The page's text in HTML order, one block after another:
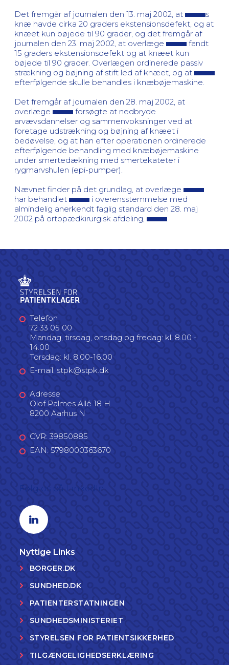
Det fremgår af journalen den 13. maj 2002, at
s
knæ havde cirka 20 graders ekstensionsdefekt, og at
knæet kun bøjede til 90 grader, og det fremgår af
journalen den 23. maj 2002, at overlæge
fandt
15 graders ekstensionsdefekt og at knæet kun
bøjede til 90 grader. Overlægen ordinerede passiv
strækning og bøjning af stift led af knæet, og at
efterfølgende skulle behandles i knæbøjemaskine.
Det fremgår af journalen den 28. maj 2002, at
overlæge
forsøgte at nedbryde
arvævsdannelser og sammenvoksninger ved at
foretage udstrækning og bøjning af knæet i
bedøvelse, og at han efter operationen ordinerede
efterfølgende behandling med knæbøjemaskine
under smertedækning med smertekateter i
rygmarvshulen (epi-pumper).
Nævnet finder på det grundlag, at overlæge
har behandlet
i overensstemmelse med
almindelig anerkendt faglig standard den 28. maj
2002 på ortopædkirurgisk afdeling,
Telefon
72 33 05 00
Mandag, tirsdag, onsdag og fredag: kl. 8.00 -
14.00
Torsdag: kl. 8.00-16.00
E-mail: stpk@stpk.dk
Adresse
Olof Palmes Allé 18 H
8200 Aarhus N
CVR: 39850885
EAN: 5798000363670
Linkedin profil
Nyttige Links
BORGER.DK
SUNDHED.DK
PATIENTERSTATNINGEN
SUNDHEDSMINISTERIET
STYRELSEN FOR PATIENTSIKKERHED
TILGÆNGELIGHEDSERKLÆRING